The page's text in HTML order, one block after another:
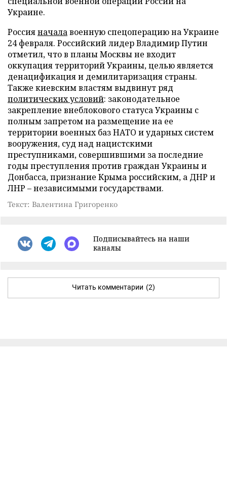
Украине.
Россияначалавоенную спецоперацию на Украине
24 февраля. Российский лидер Владимир Путин
отметил, что в планы Москвы не входит
оккупация территорий Украины, целью является
денацификация и демилитаризация страны.
Также киевским властям выдвинут ряд
политических условий: законодательное
закрепление внеблокового статуса Украины с
полным запретом на размещение на ее
территории военных баз НАТО и ударных систем
вооружения, суд над нацистскими
преступниками, совершившими за последние
годы преступления против граждан Украины и
Донбасса, признание Крыма российским, а ДНР и
ЛНР – независимыми государствами.
Текст: Валентина Григоренко
Подписывайтесь на наши
каналы
Читать комментарии (2)